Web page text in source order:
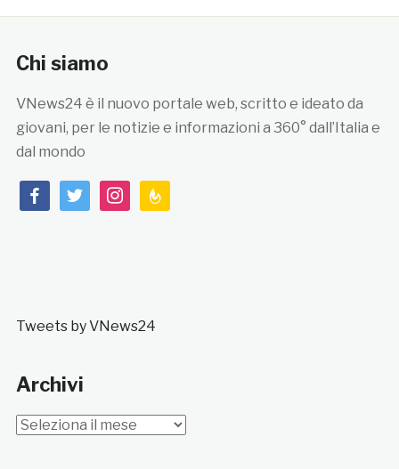
Chi siamo
VNews24 è il nuovo portale web, scritto e ideato da
giovani, per le notizie e informazioni a 360° dall’Italia e
dal mondo
facebooktwitterinstagramfeedburner
Tweets by VNews24
Archivi
Archivi